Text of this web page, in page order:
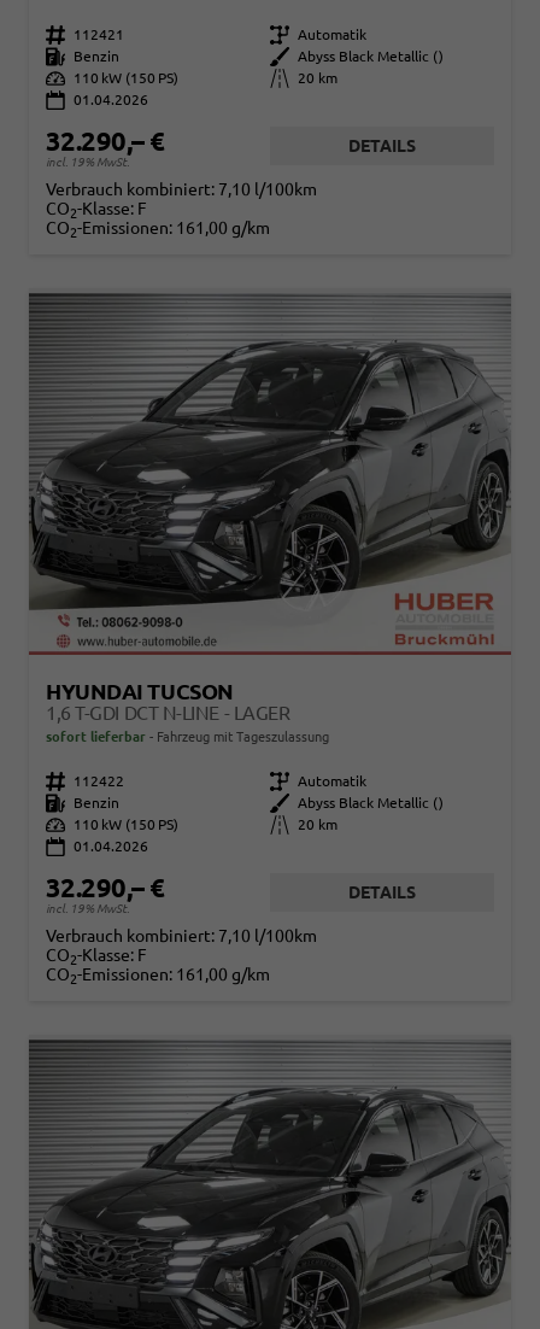
Fahrzeugnr. 112421 Getriebe Automatik
Kraftstoff
Benzin Außenfarbe
Abyss Black Metallic ()
Leistung
110 kW (150 PS) Kilometerstand
20 km
01.04.2026
32.290,– €
incl. 19% MwSt.
DETAILS
Verbrauch kombiniert: 7,10 l/100km
CO2-Klasse: F
CO2-Emissionen: 161,00 g/km
HYUNDAI TUCSON
1,6 T-GDI DCT N-LINE - LAGER
sofort lieferbar Fahrzeug mit Tageszulassung
Fahrzeugnr. 112422 Getriebe Automatik
Kraftstoff
Benzin Außenfarbe
Abyss Black Metallic ()
Leistung
110 kW (150 PS) Kilometerstand
20 km
01.04.2026
32.290,– €
incl. 19% MwSt.
DETAILS
Verbrauch kombiniert: 7,10 l/100km
CO2-Klasse: F
CO2-Emissionen: 161,00 g/km